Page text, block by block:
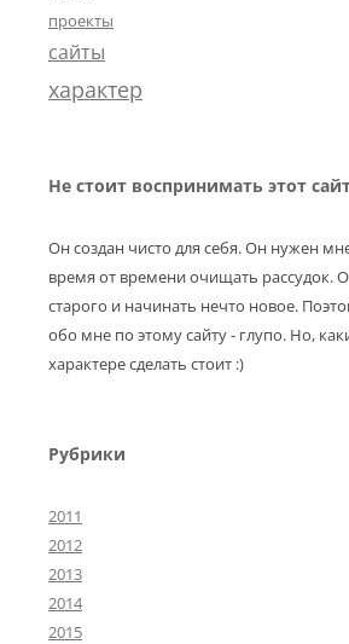
проекты
сайты
характер
Не стоит воспринимать этот
Он создан чисто для себя. Он нужен
время от времени очищать рассудок.
старого и начинать нечто новое.
обо мне по этому сайту - глупо. Но,
характере сделать стоит :)
Рубрики
2011
2012
2013
2014
2015